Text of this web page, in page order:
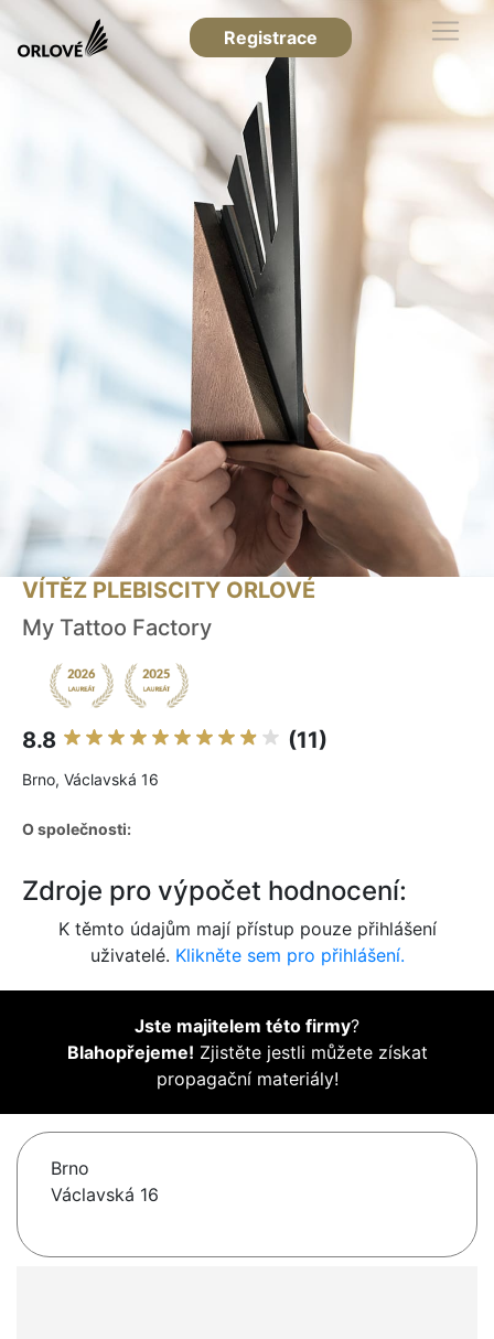
Registrace
VÍTĚZ PLEBISCITY ORLOVÉ
My Tattoo Factory
8.8 (11)
Brno, Václavská 16
O společnosti:
Zdroje pro výpočet hodnocení:
K těmto údajům mají přístup pouze přihlášení
uživatelé. Klikněte sem pro přihlášení.
Jste majitelem této firmy?
Blahopřejeme! Zjistěte jestli můžete získat
propagační materiály!
Brno
Václavská 16